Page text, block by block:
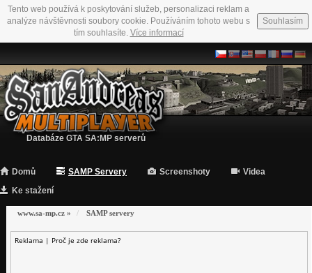
Tento web používá k poskytování služeb, personalizaci reklam a
analýze návštěvnosti soubory cookie. Používáním tohoto webu s
tím souhlasíte. Více informací
Souhlasím
Databáze GTA SA:MP serverů
Domů SAMP Servery Screenshoty
Videa
Ke stažení
www.sa-mp.cz » SAMP servery
Reklama | Proč je zde reklama?